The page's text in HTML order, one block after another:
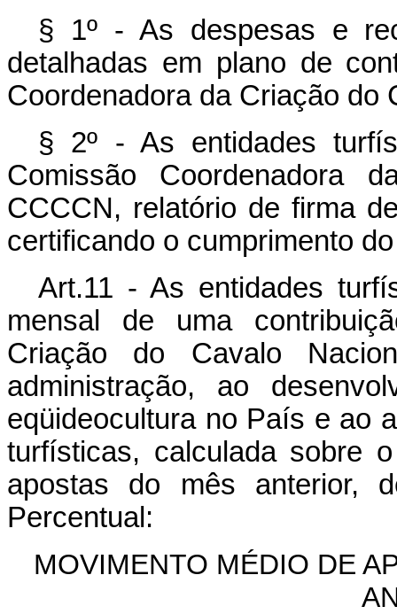
§ 1º - As despesas e
detalhadas em plano de
Coordenadora da Criação do
§ 2º - As entidades
Comissão Coordenadora
CCCCN, relatório de firma
certificando o cumprimento
Art.11 - As entidades
mensal de uma
Criação do Cavalo
administração, ao
eqüideocultura no País e ao
turfísticas, calculada sobre
apostas do mês anterior,
Percentual:
MOVIMENTO MÉDIO DE